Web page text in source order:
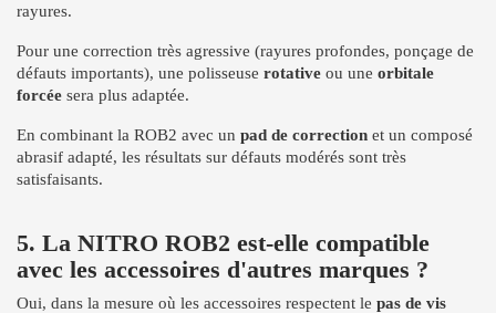
rayures.
Pour une correction très agressive (rayures profondes, ponçage de
défauts importants), une polisseuse rotative ou une orbitale
forcée sera plus adaptée.
En combinant la ROB2 avec un pad de correction et un composé
abrasif adapté, les résultats sur défauts modérés sont très
satisfaisants.
5. La NITRO ROB2 est-elle compatible
avec les accessoires d'autres marques ?
Oui, dans la mesure où les accessoires respectent le pas de vis